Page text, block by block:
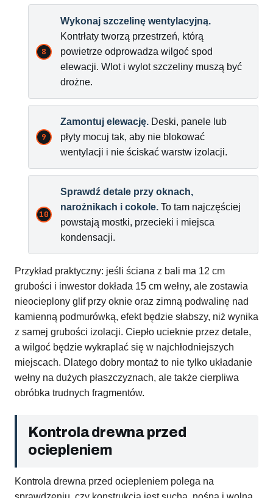
Wykonaj szczelinę wentylacyjną.
Kontrłaty tworzą przestrzeń, którą
powietrze odprowadza wilgoć spod
elewacji. Wlot i wylot szczeliny muszą być
drożne.
Zamontuj elewację. Deski, panele lub
płyty mocuj tak, aby nie blokować
wentylacji i nie ściskać warstw izolacji.
Sprawdź detale przy oknach,
narożnikach i cokole. To tam najczęściej
powstają mostki, przecieki i miejsca
kondensacji.
Przykład praktyczny: jeśli ściana z bali ma 12 cm
grubości i inwestor dokłada 15 cm wełny, ale zostawia
nieocieplony glif przy oknie oraz zimną podwalinę nad
kamienną podmurówką, efekt będzie słabszy, niż wynika
z samej grubości izolacji. Ciepło ucieknie przez detale,
a wilgoć będzie wykraplać się w najchłodniejszych
miejscach. Dlatego dobry montaż to nie tylko układanie
wełny na dużych płaszczyznach, ale także cierpliwa
obróbka trudnych fragmentów.
Kontrola drewna przed
ociepleniem
Kontrola drewna przed ociepleniem polega na